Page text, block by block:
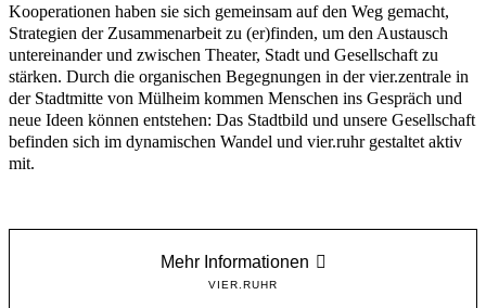
Kooperationen haben sie sich gemeinsam auf den Weg gemacht,
Strategien der Zusammenarbeit zu (er)finden, um den Austausch
untereinander und zwischen Theater, Stadt und Gesellschaft zu
stärken. Durch die organischen Begegnungen in der vier.zentrale in
der Stadtmitte von Mülheim kommen Menschen ins Gespräch und
neue Ideen können entstehen: Das Stadtbild und unsere Gesellschaft
befinden sich im dynamischen Wandel und vier.ruhr gestaltet aktiv
mit.
Mehr Informationen
VIER.RUHR